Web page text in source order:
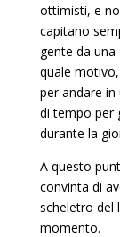
ottimisti, e
capitano
gente da una
quale
per andare in
di tempo per
durante la
A questo
convinta di
scheletro del
momento.